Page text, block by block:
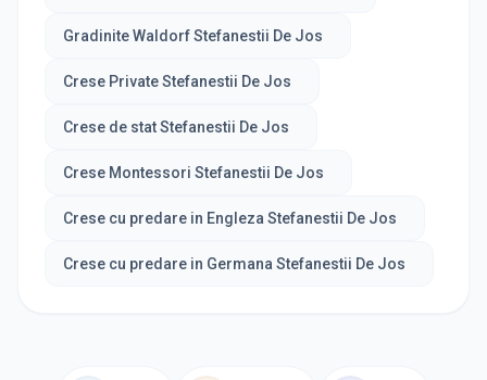
Gradinite Waldorf Stefanestii De Jos
Crese Private Stefanestii De Jos
Crese de stat Stefanestii De Jos
Crese Montessori Stefanestii De Jos
Crese cu predare in Engleza Stefanestii De Jos
Crese cu predare in Germana Stefanestii De Jos